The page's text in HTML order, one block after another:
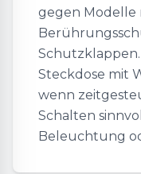
gegen Modelle
Schutzklappen.
Steckdose mit
wenn
Schalten
Beleuchtung